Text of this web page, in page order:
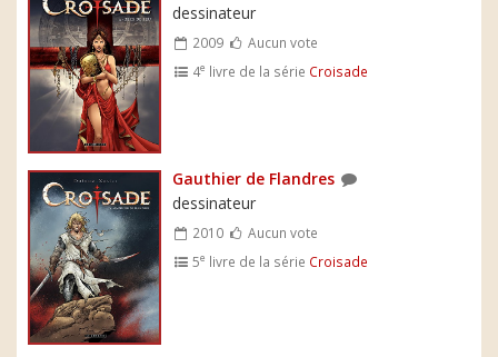
dessinateur
2009
Aucun vote
4e livre de la série Croisade
Gauthier de Flandres
dessinateur
2010
Aucun vote
5e livre de la série Croisade